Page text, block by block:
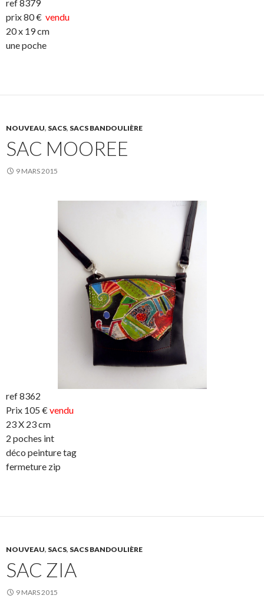
ref 8379
prix 80 € vendu
20 x 19 cm
une poche
NOUVEAU, SACS, SACS BANDOULIÈRE
SAC MOOREE
9 MARS 2015
ref 8362
Prix 105 €vendu
23 X 23 cm
2 poches int
déco peinture tag
fermeture zip
NOUVEAU, SACS, SACS BANDOULIÈRE
SAC ZIA
9 MARS 2015